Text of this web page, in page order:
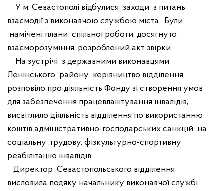
У м. Севастополі відбулися заходи з питань
взаємодії з виконавчою службою міста. Були
намічені плани спільної роботи, досягнуто
взаєморозуміння, розроблений акт звірки.
На зустрічі з державними виконавцями
Ленінського району керівництво відділення
розповіло про діяльність Фонду зі створення умов
для забезпечення працевлаштування інвалідів,
висвітлило діяльність відділення по використанню
коштів адміністративно-господарських санкцій на
соціальну ,трудову, фізкультурно-спортивну
реабілітацію інвалідів.
Директор Севастопольського відділення
висловила подяку начальнику виконавчої службі